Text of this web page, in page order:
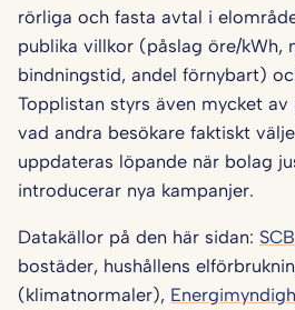
rörliga och fasta avtal i
publika villkor (påslag öre/kWh,
bindningstid, andel förnybart)
Topplistan styrs även mycket
vad andra besökare faktiskt
uppdateras löpande när bolag
introducerar nya kampanjer.
Datakällor på den här sidan: SCB
bostäder, hushållens
(klimatnormaler),